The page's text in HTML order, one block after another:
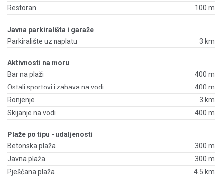
Restoran
100 m
Javna parkirališta i garaže
Parkiralište uz naplatu
3 km
Aktivnosti na moru
Bar na plaži
400 m
Ostali sportovi i zabava na vodi
400 m
Ronjenje
3 km
Skijanje na vodi
400 m
Plaže po tipu - udaljenosti
Betonska plaža
300 m
Javna plaža
300 m
Pješčana plaža
4.5 km